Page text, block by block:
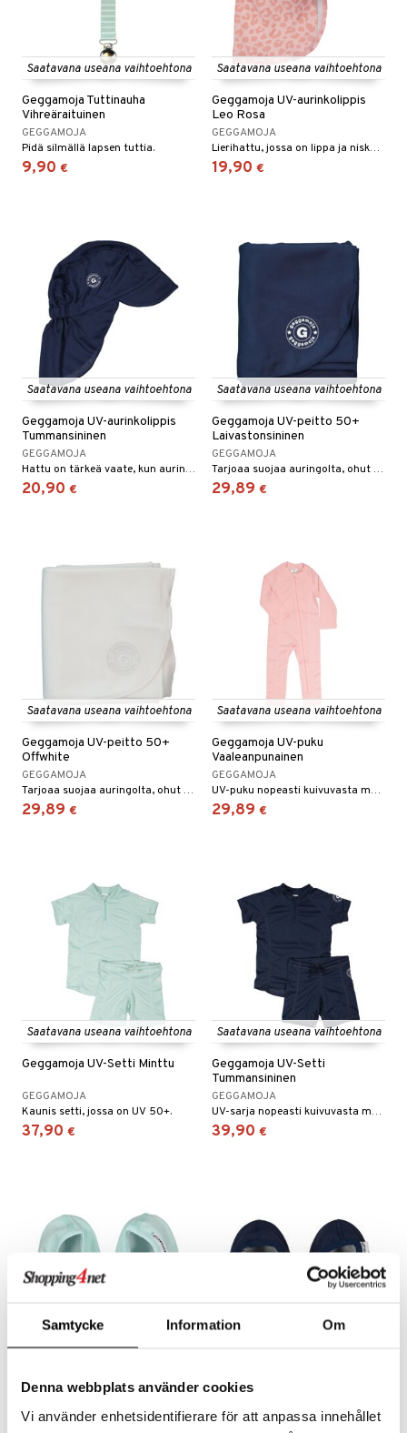
Samtycke Information Om
Denna webbplats använder cookies
Vi använder enhetsidentifierare för att anpassa innehållet
Saatavana useana vaihtoehtona
Geggamoja Tuttinauha
Vihreäraituinen
GEGGAMOJA
Pidä silmällä lapsen tuttia.
9,90 €
Saatavana useana vaihtoehtona
Geggamoja UV-aurinkolippis
Leo Rosa
GEGGAMOJA
Lierihattu, jossa on lippa ja niskasuojus, sekä joustava takaosa.
19,90 €
Saatavana useana vaihtoehtona
Geggamoja UV-aurinkolippis
Tummansininen
GEGGAMOJA
Hattu on tärkeä vaate, kun aurinko paistaa.
20,90 €
Saatavana useana vaihtoehtona
Geggamoja UV-peitto 50+
Laivastonsininen
GEGGAMOJA
Tarjoaa suojaa auringolta, ohut hengittävä kangas.
29,89 €
Saatavana useana vaihtoehtona
Geggamoja UV-peitto 50+
Offwhite
GEGGAMOJA
Tarjoaa suojaa auringolta, ohut hengittävä kangas.
29,89 €
Saatavana useana vaihtoehtona
Geggamoja UV-puku
Vaaleanpunainen
GEGGAMOJA
UV-puku nopeasti kuivuvasta materiaalista.
29,89 €
Saatavana useana vaihtoehtona
Geggamoja UV-Setti Minttu
GEGGAMOJA
Kaunis setti, jossa on UV 50+.
37,90 €
Saatavana useana vaihtoehtona
Geggamoja UV-Setti
Tummansininen
GEGGAMOJA
UV-sarja nopeasti kuivuvasta materiaalista.
39,90 €
Geggamoja UV-sukka
GEGGAMOJA
Geggamoja UV-sukka
GEGGAMOJA